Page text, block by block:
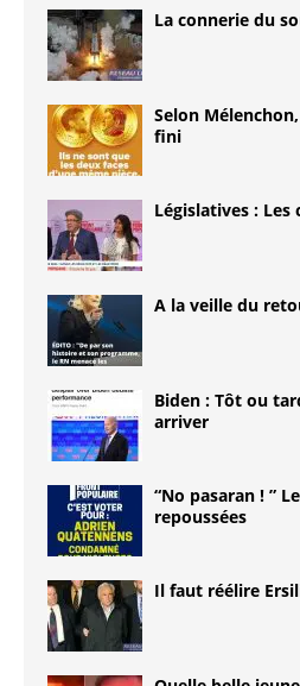
La connerie du
Selon
fini
Législatives :
A la veille du
Biden : Tôt ou
arriver
“No pasaran ! ”
repoussées
Il faut réélire